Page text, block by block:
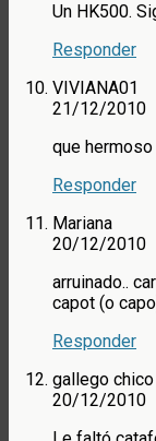
Un HK500.
Responder
VIVIANA01
21/12/2010
que
Responder
Mariana
20/12/2010
arruinado..
capot (o
Responder
gallego chico
20/12/2010